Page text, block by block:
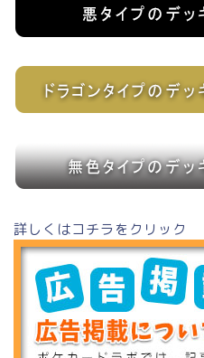
詳しくはコチラをクリック